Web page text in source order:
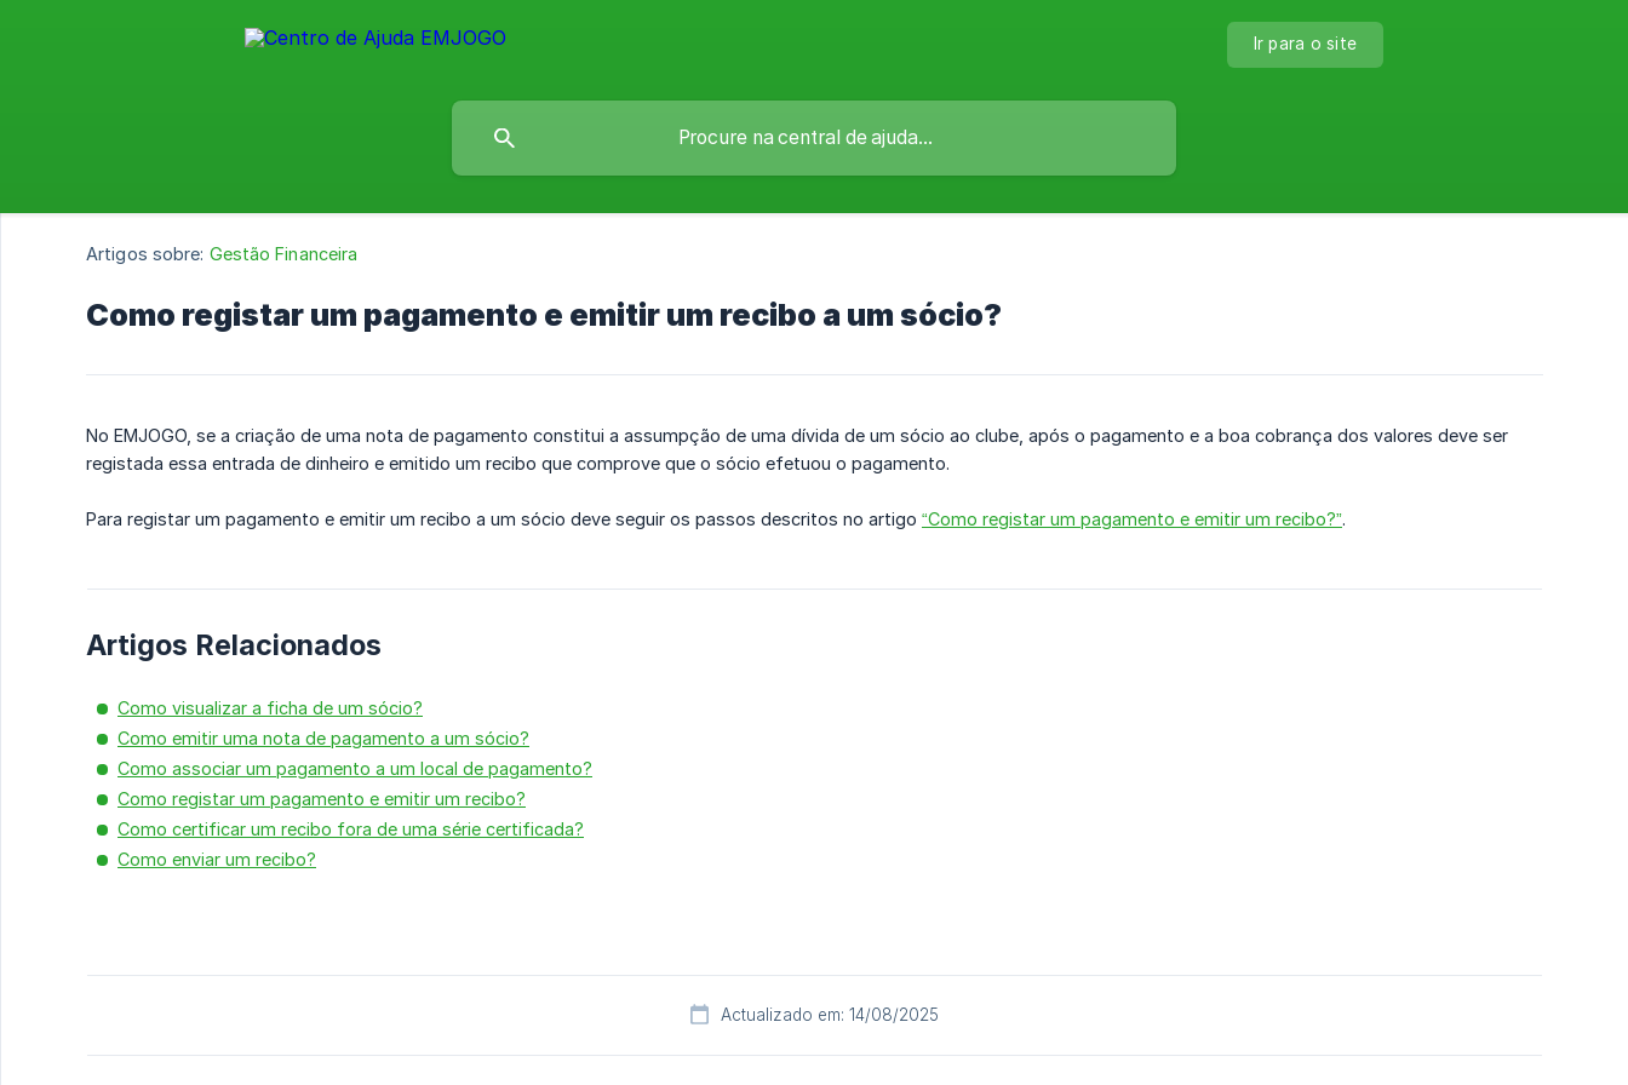
Ir para o site
Artigos sobre: Gestão Financeira
Como registar um pagamento e emitir um recibo a um sócio?
No EMJOGO, se a criação de uma nota de pagamento constitui a assumpção de uma dívida de um sócio ao clube, após o pagamento e a boa cobrança dos valores deve ser
registada essa entrada de dinheiro e emitido um recibo que comprove que o sócio efetuou o pagamento.
Para registar um pagamento e emitir um recibo a um sócio deve seguir os passos descritos no artigo “Como registar um pagamento e emitir um recibo?”.
Artigos Relacionados
Como visualizar a ficha de um sócio?
Como emitir uma nota de pagamento a um sócio?
Como associar um pagamento a um local de pagamento?
Como registar um pagamento e emitir um recibo?
Como certificar um recibo fora de uma série certificada?
Como enviar um recibo?
Actualizado em: 14/08/2025